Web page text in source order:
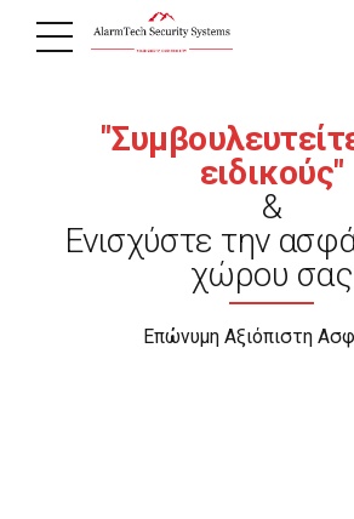
ειδικούς"
&
Ενισχύστε την
χώρου σας
Επώνυμη Αξιόπιστη